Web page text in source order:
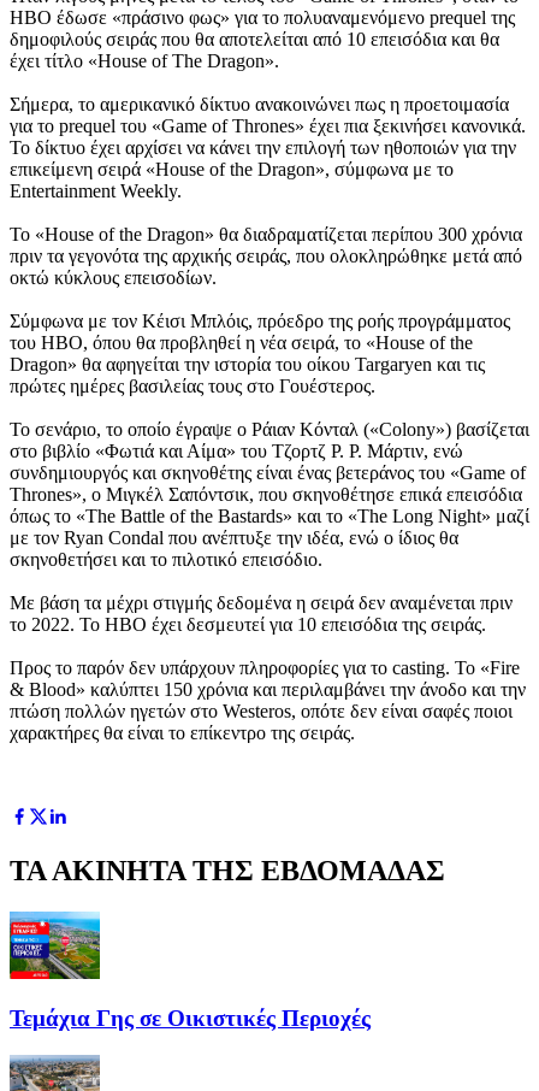
ΗΒΟ έδωσε «πράσινο φως» για το πολυαναμενόμενο prequel της
δημοφιλούς σειράς που θα αποτελείται από 10 επεισόδια και θα
έχει τίτλο «House of The Dragon».
Σήμερα, το αμερικανικό δίκτυο ανακοινώνει πως η προετοιμασία
για το prequel του «Game of Thrones» έχει πια ξεκινήσει κανονικά.
Το δίκτυο έχει αρχίσει να κάνει την επιλογή των ηθοποιών για την
επικείμενη σειρά «House of the Dragon», σύμφωνα με το
Entertainment Weekly.
Το «House of the Dragon» θα διαδραματίζεται περίπου 300 χρόνια
πριν τα γεγονότα της αρχικής σειράς, που ολοκληρώθηκε μετά από
οκτώ κύκλους επεισοδίων.
Σύμφωνα με τον Κέισι Μπλόις, πρόεδρο της ροής προγράμματος
του HBO, όπου θα προβληθεί η νέα σειρά, το «House of the
Dragon» θα αφηγείται την ιστορία του οίκου Targaryen και τις
πρώτες ημέρες βασιλείας τους στο Γουέστερος.
Το σενάριο, το οποίο έγραψε ο Ράιαν Κόνταλ («Colony») βασίζεται
στο βιβλίο «Φωτιά και Αίμα» του Τζορτζ Ρ. Ρ. Μάρτιν, ενώ
συνδημιουργός και σκηνοθέτης είναι ένας βετεράνος του «Game of
Thrones», ο Μιγκέλ Σαπόντσικ, που σκηνοθέτησε επικά επεισόδια
όπως το «The Battle of the Bastards» και το «The Long Night» μαζί
με τον Ryan Condal που ανέπτυξε την ιδέα, ενώ ο ίδιος θα
σκηνοθετήσει και το πιλοτικό επεισόδιο.
Με βάση τα μέχρι στιγμής δεδομένα η σειρά δεν αναμένεται πριν
το 2022. Το HBO έχει δεσμευτεί για 10 επεισόδια της σειράς.
Προς το παρόν δεν υπάρχουν πληροφορίες για το casting. Το «Fire
& Blood» καλύπτει 150 χρόνια και περιλαμβάνει την άνοδο και την
πτώση πολλών ηγετών στο Westeros, οπότε δεν είναι σαφές ποιοι
χαρακτήρες θα είναι το επίκεντρο της σειράς.
ΤΑ ΑΚΙΝΗΤΑ ΤΗΣ ΕΒΔΟΜΑΔΑΣ
Τεμάχια Γης σε Οικιστικές Περιοχές